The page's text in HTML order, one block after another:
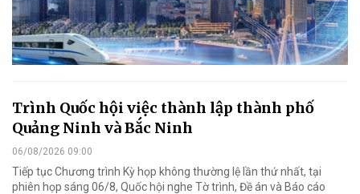
Trình Quốc hội việc thành lập thành phố
Quảng Ninh và Bắc Ninh
06/08/2026 09:00
Tiếp tục Chương trình Kỳ họp không thường lệ lần thứ nhất, tại
phiên họp sáng 06/8, Quốc hội nghe Tờ trình, Đề án và Báo cáo